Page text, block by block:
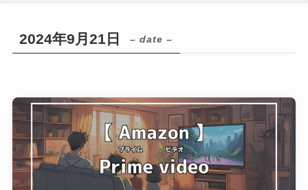
2024年9月21日 – date –